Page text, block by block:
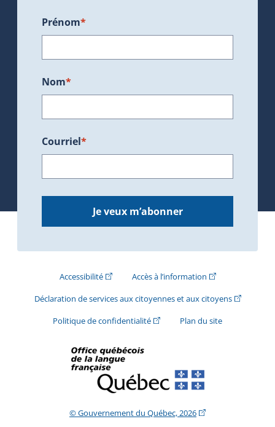
Prénom*
Nom*
Courriel*
Je veux m’abonner
Accessibilité(Cet hyperlien externe s'ouvrira dans une
Accès à l’information(Cet hyperlien
Déclaration de services aux citoyennes et aux citoyens(Cet
Politique de confidentialité(Cet hyperlien externe s'ouvrira
Plan du site
© Gouvernement du Québec, 2026(Cet hyperlien